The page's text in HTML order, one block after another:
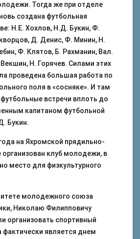
Тогда же при отделе
создана футбольная
Н.Е. Хохлов, Н.Д. Букин, Ф.
Д. Денис, Ф. Минин, Н.
Ф. Клятов, Б. Рахманин, Вал.
Н. Горячев. Силами этих
проведена большая работа по
поля в «сосняке». И там
встречи вплоть до
капитаном футбольной
Букин.
на Яхромской прядильно-
организован клуб молодежи, в
место для физкультурного
молодежного союза
Николаю Филипповичу
организовать спортивный
фактически является днем